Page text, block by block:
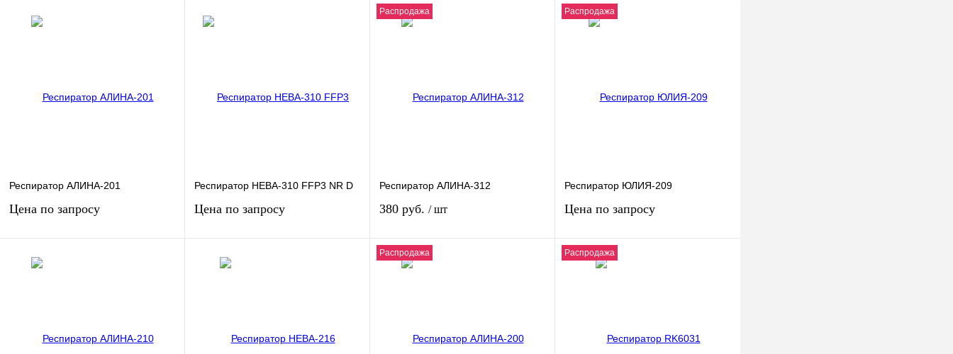
Респиратор АЛИНА-201
Цена по запросу
Респиратор НЕВА-310 FFP3 NR D
Цена по запросу
Распродажа
Респиратор АЛИНА-312
380 руб. / шт
наличии
Распродажа
Респиратор ЮЛИЯ-209
Цена по запросу
Запросить цену
Распродажа Распродажа